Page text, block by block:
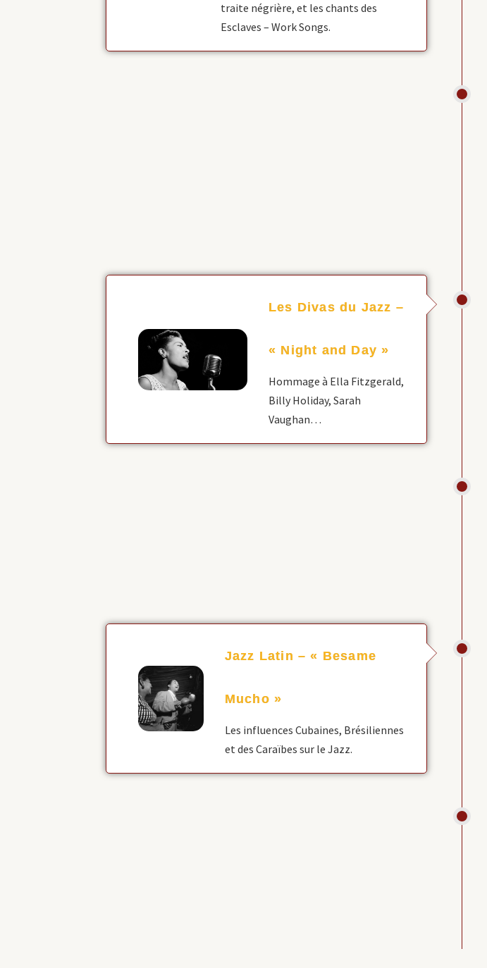
traite négrière, et les chants des
Esclaves – Work Songs.
Les Divas du Jazz –
« Night and Day »
Hommage à Ella Fitzgerald,
Billy Holiday, Sarah
Vaughan…
Jazz Latin – « Besame
Mucho »
Les influences Cubaines, Brésiliennes
et des Caraïbes sur le Jazz.